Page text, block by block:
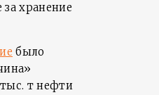
хранение
было
т нефти